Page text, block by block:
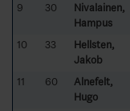
9 30
Nivalainen,
Hampus
10 33
Hellsten,
Jakob
11 60
Alnefelt,
Hugo